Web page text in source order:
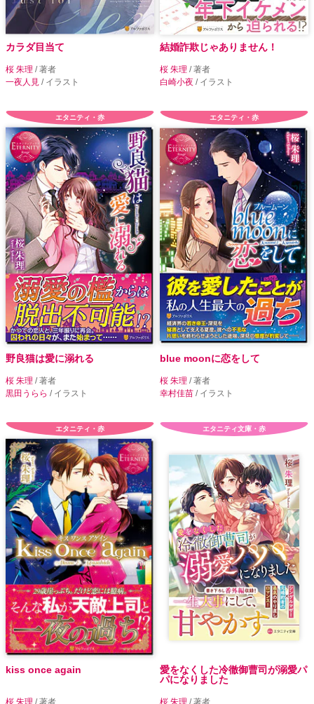
カラダ目当て
桜 朱理 / 著者
一夜人見 / イラスト
結婚詐欺じゃありません！
桜 朱理 / 著者
白崎小夜 / イラスト
エタニティ・赤
野良猫は愛に溺れる
桜 朱理 / 著者
黒田うらら / イラスト
エタニティ・赤
blue moonに恋をして
桜 朱理 / 著者
幸村佳苗 / イラスト
エタニティ・赤
kiss once again
桜 朱理 / 著者
エタニティ文庫・赤
愛をなくした冷徹御曹司が溺愛パ
パになりました
桜 朱理 / 著者